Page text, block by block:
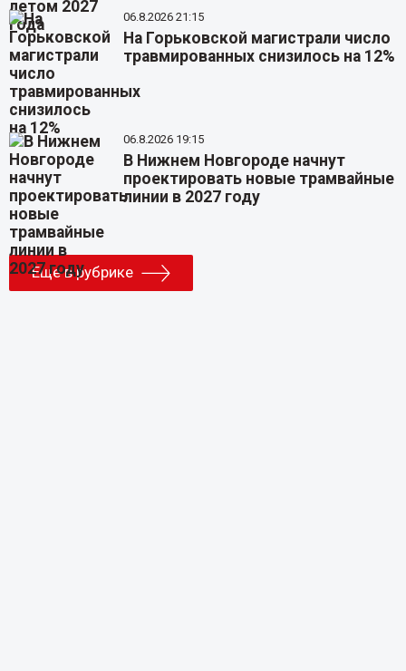
06.8.2026 21:15
На Горьковской магистрали число
травмированных снизилось на 12%
06.8.2026 19:15
В Нижнем Новгороде начнут
проектировать новые трамвайные
линии в 2027 году
Еще в рубрике